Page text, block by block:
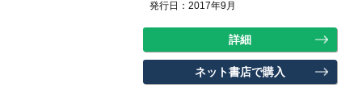
発行日：2017年9月
詳細
ネット書店で購入